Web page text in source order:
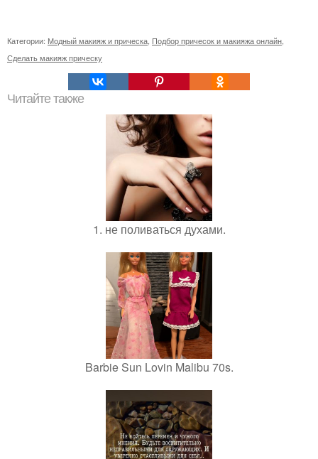
Категории: Модный макияж и прическа Подбор причесок и макияжа онлайн
Сделать макияж прическу
Читайте также
1. не поливаться духами.
Barbie Sun Lovin Malibu 70s.